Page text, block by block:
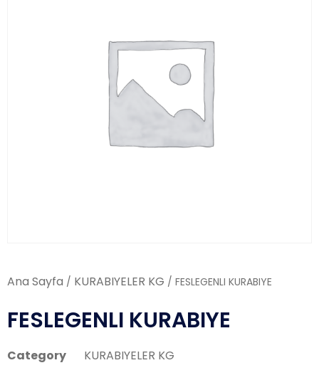
Ana Sayfa / KURABIYELER KG / FESLEGENLI KURABIYE
FESLEGENLI KURABIYE
Category KURABIYELER KG